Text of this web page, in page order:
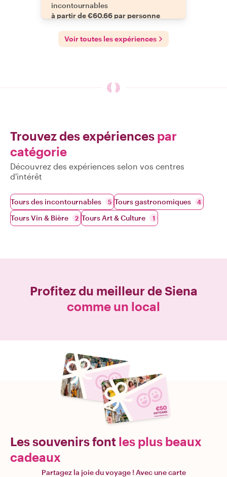
incontournables
à partir de €60.66 par personne
Voir toutes les expériences
Trouvez des expériences par
catégorie
Découvrez des expériences selon vos centres
d'intérêt
Tours des incontournables 5 Tours gastronomiques 4
Tours Vin & Bière 2 Tours Art & Culture 1
Profitez du meilleur deSiena
comme un local
Les souvenirs font les plus beaux
cadeaux
Partagez la joie du voyage ! Avec une carte